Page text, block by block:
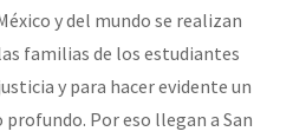
y del mundo se realizan
familias de los estudiantes
y para hacer evidente un
Por eso llegan a San